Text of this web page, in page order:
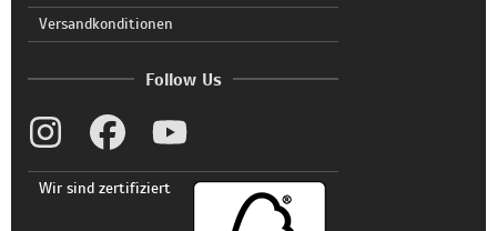
Versandkonditionen
Follow Us
Wir sind zertifiziert